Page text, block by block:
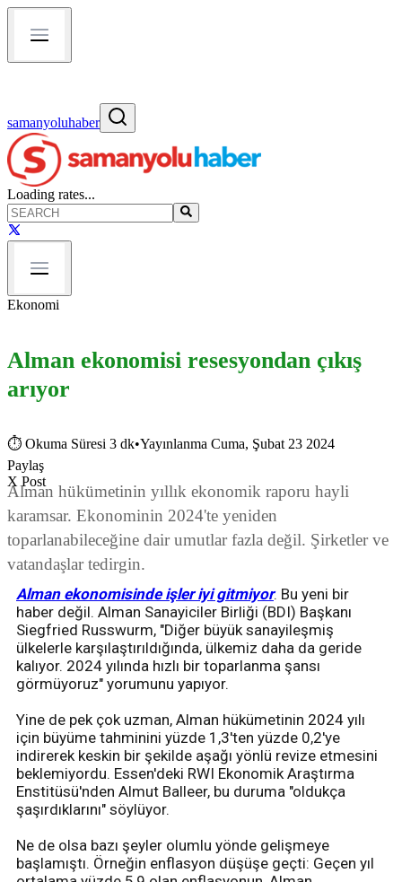
samanyoluhaber
Loading rates...
Ekonomi
Alman ekonomisi resesyondan çıkış
arıyor
⏱ Okuma Süresi 3 dk•Yayınlanma Cuma, Şubat 23 2024
Paylaş
X Post
Alman hükümetinin yıllık ekonomik raporu hayli
karamsar. Ekonominin 2024'te yeniden
toparlanabileceğine dair umutlar fazla değil. Şirketler ve
vatandaşlar tedirgin.
Alman ekonomisinde işler iyi gitmiyor. Bu yeni bir
haber değil. Alman Sanayiciler Birliği (BDI) Başkanı
Siegfried Russwurm, "Diğer büyük sanayileşmiş
ülkelerle karşılaştırıldığında, ülkemiz daha da geride
kalıyor. 2024 yılında hızlı bir toparlanma şansı
görmüyoruz" yorumunu yapıyor.
Yine de pek çok uzman, Alman hükümetinin 2024 yılı
için büyüme tahminini yüzde 1,3'ten yüzde 0,2'ye
indirerek keskin bir şekilde aşağı yönlü revize etmesini
beklemiyordu. Essen'deki RWI Ekonomik Araştırma
Enstitüsü'nden Almut Balleer, bu duruma "oldukça
şaşırdıklarını" söylüyor.
Ne de olsa bazı şeyler olumlu yönde gelişmeye
başlamıştı. Örneğin enflasyon düşüşe geçti: Geçen yıl